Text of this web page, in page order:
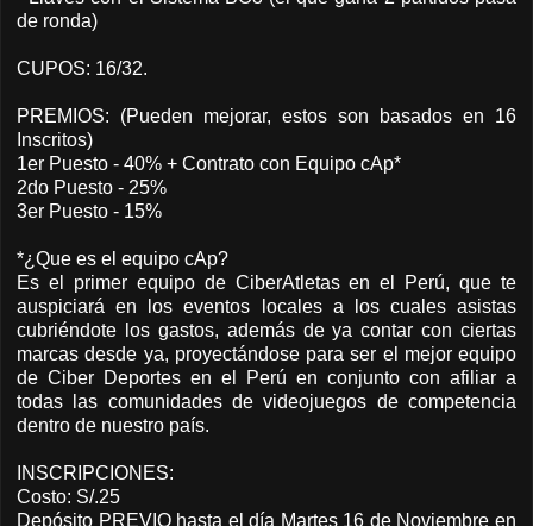
de ronda)
CUPOS: 16/32.
PREMIOS: (Pueden mejorar, estos son basados en 16
Inscritos)
1er Puesto - 40% + Contrato con Equipo cAp*
2do Puesto - 25%
3er Puesto - 15%
*¿Que es el equipo cAp?
Es el primer equipo de CiberAtletas en el Perú, que te
auspiciará en los eventos locales a los cuales asistas
cubriéndote los gastos, además de ya contar con ciertas
marcas desde ya, proyectándose para ser el mejor equipo
de Ciber Deportes en el Perú en conjunto con afiliar a
todas las comunidades de videojuegos de competencia
dentro de nuestro país.
INSCRIPCIONES:
Costo: S/.25
Depósito PREVIO hasta el día Martes 16 de Noviembre en